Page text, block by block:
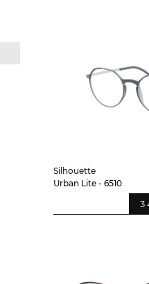
Silhouette
Urban Lite - 6510
3